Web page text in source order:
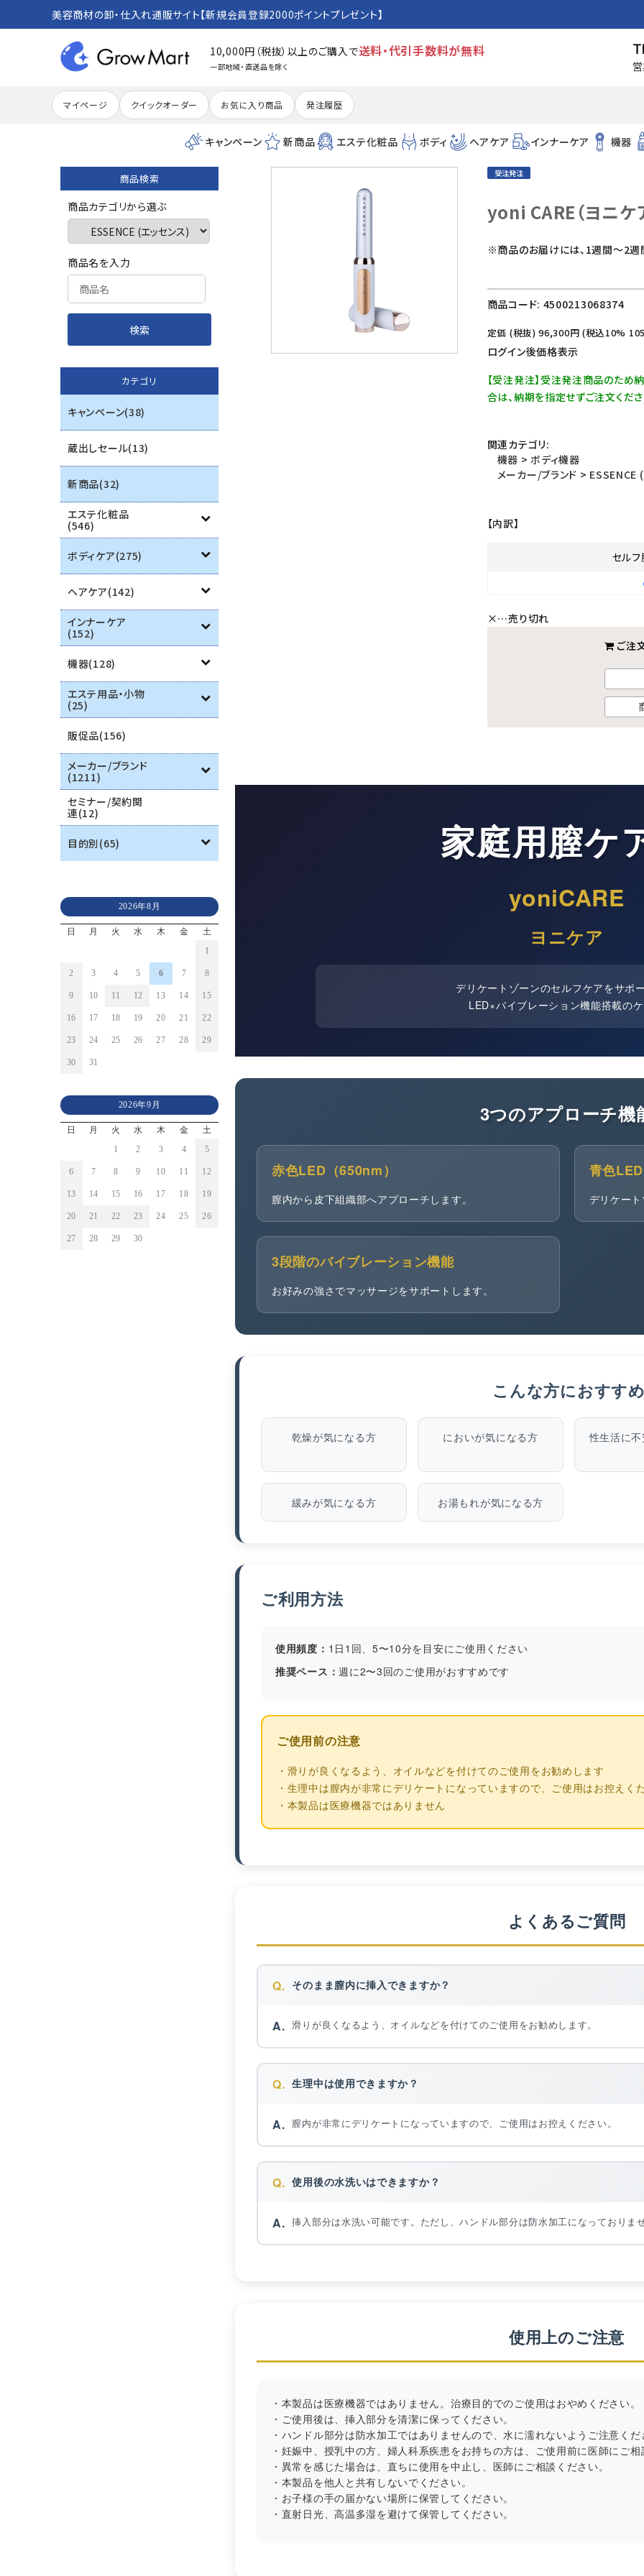
美容商材の卸・仕入れ通販サイト【新規会員登録2000ポイントプレゼント】
10,000円（税抜）以上のご購入で送料・代引手数料が無料
一部地域・直送品を除く
マイページ クイックオーダー お気に入り商品 発注履歴
キャンペーン 新商品 エステ化粧品 ボディ ヘアケア インナーケア 機器
search
ACCOUNT MENU
カテゴリーから探す
エステ用品
ブランド一覧
ご利用ガイド
プライバシーポリシー
特定商取引法について
お問い合わせ
商品検索
商品カテゴリから選ぶ
商品名を入力
カテゴリ
キャンペーン(38)
蔵出しセール(13)
新商品(32)
エステ化粧品
(546)
ボディケア(275)
ヘアケア(142)
インナーケア
(152)
機器(128)
エステ用品・小物
(25)
販促品(156)
メーカー/ブランド
(1211)
セミナー/契約関
連(12)
目的別(65)
2026年8月
日 月 火 水 木 金
土
1
2 3 4 5 6 7 8
9 10 11 12 13 14 15
16 17 18 19 20 21 22
23 24 25 26 27 28 29
30 31
2026年9月
日 月 火 水 木 金
土
1
2 3 4 5
6 7 8 9 10 11 12
13 14 15 16 17 18 19
20 21 22 23 24 25 26
27 28 29 30
受注発注
yoni CARE（ヨニケ
※商品のお届けには、1週間～2週
商品コード: 4500213068374
定価 (税抜) 96,300円 (税込10%
ログイン後価格表示
【受注発注】受注発注商品のため
合は、納期を指定せずご注文くださ
関連カテゴリ:
機器 >ボディ機器
メーカー/ブランド > ESSENCE
【内訳】
セル
×…売り切れ
ご注
家庭用膣ケ
yoniCARE
ヨニケア
デリケートゾーンのセルフケアをサポ
LED×バイブレーション機能搭載の
3つのアプローチ機
赤色LED（650nm）
膣内から皮下組織部へアプローチします。
青色
デリケー
3段階のバイブレーション機能
お好みの強さでマッサージをサポートします。
こんな方におすす
乾燥が気になる方 においが気になる方 性生活に
緩みが気になる方 お湯もれが気になる方
ご利用方法
使用頻度： 1日1回、5〜10分を目安にご使用ください
推奨ペース：週に2〜3回のご使用がおすすめです
ご使用前の注意
・滑りが良くなるよう、オイルなどを付けてのご使用をお勧めします
・生理中は膣内が非常にデリケートになっていますので、ご使用はお控えく
・本製品は医療機器ではありません
よくあるご質問
そのまま膣内に挿入できますか？
滑りが良くなるよう、オイルなどを付けてのご使用をお勧めします。
生理中は使用できますか？
膣内が非常にデリケートになっていますので、ご使用はお控えください。
使用後の水洗いはできますか？
挿入部分は水洗い可能です。ただし、ハンドル部分は防水加工になっており
使用上のご注意
・本製品は医療機器ではありません。治療目的でのご使用はおやめください。
・ご使用後は、挿入部分を清潔に保ってください。
・ハンドル部分は防水加工ではありませんので、水に濡れないようご注意く
・妊娠中、授乳中の方、婦人科系疾患をお持ちの方は、ご使用前に医師にご
・異常を感じた場合は、直ちに使用を中止し、医師にご相談ください。
・本製品を他人と共有しないでください。
・お子様の手の届かない場所に保管してください。
・直射日光、高温多湿を避けて保管してください。